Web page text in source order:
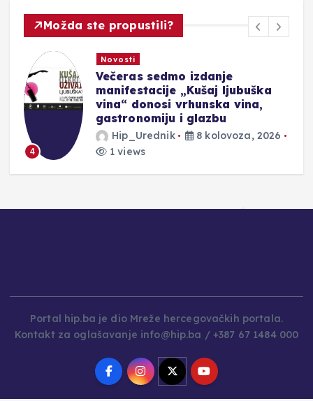
Možda ste propustili?
4
Novosti
Večeras sedmo izdanje
manifestacije „Kušaj ljubuška
vina“ donosi vrhunska vina,
gastronomiju i glazbu
Hip_Urednik
8 kolovoza, 2026
1 views
Portal hip.ba je dio Mreže hercegovačkih portala.
Kontakt za oglašavanje info@hip.ba / +387 67 1484 000